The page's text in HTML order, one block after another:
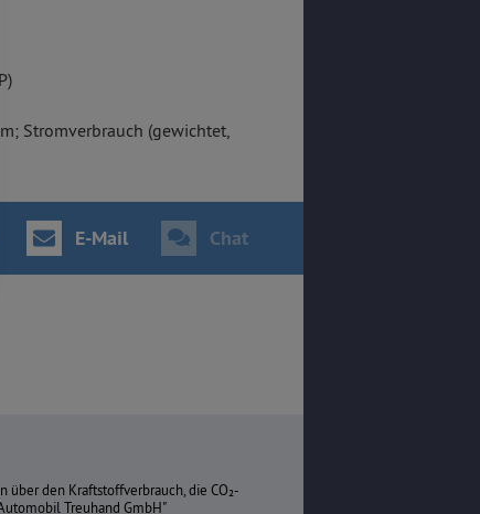
Stromverbrauch (gewichtet,
E-Mail Chat
den Kraftstoffverbrauch, die CO₂-
Treuhand GmbH"